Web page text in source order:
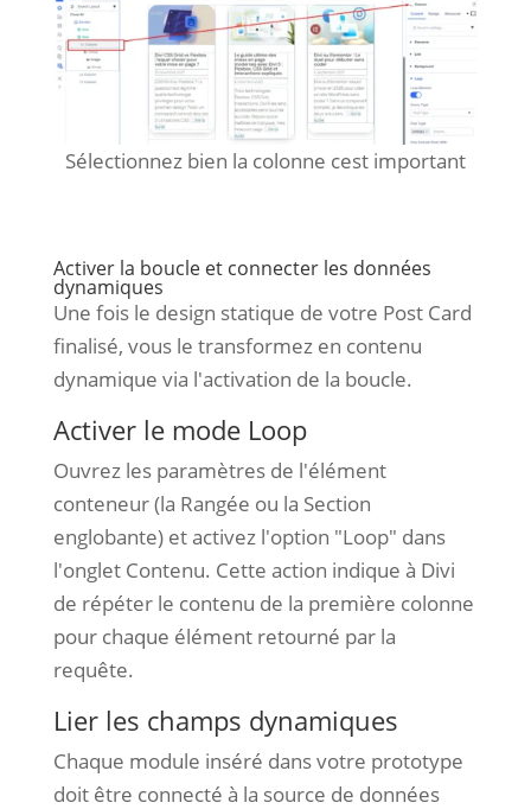
Sélectionnez bien la colonne cest important
Activer la boucle et connecter les données
dynamiques
Une fois le design statique de votre Post Card
finalisé, vous le transformez en contenu
dynamique via l'activation de la boucle.
Activer le mode Loop
Ouvrez les paramètres de l'élément
conteneur (la Rangée ou la Section
englobante) et activez l'option "Loop" dans
l'onglet Contenu. Cette action indique à Divi
de répéter le contenu de la première colonne
pour chaque élément retourné par la
requête.
Lier les champs dynamiques
Chaque module inséré dans votre prototype
doit être connecté à la source de données